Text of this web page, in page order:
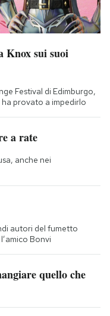
Knox sui suoi
Festival di Edimburgo,
ha provato a impedirlo
a rate
anche nei
autori del fumetto
Bonvi
quello che